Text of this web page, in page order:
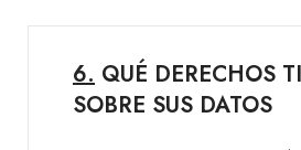
6. QUÉ DERECHOS
SOBRE SUS DATOS